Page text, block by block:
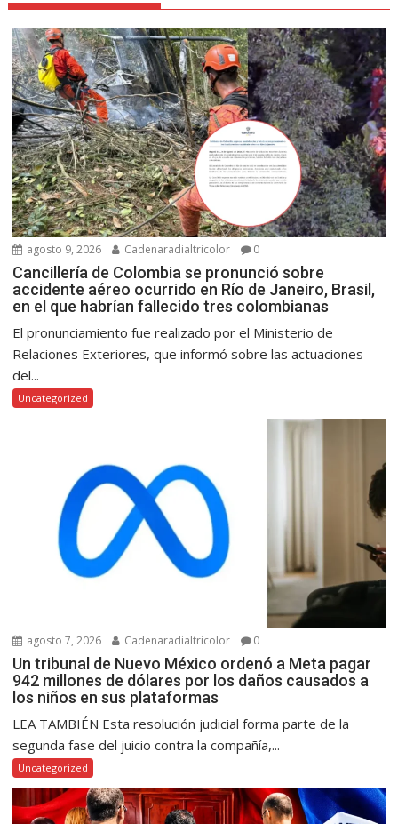
agosto 9, 2026 Cadenaradialtricolor 0
Cancillería de Colombia se pronunció sobre
accidente aéreo ocurrido en Río de Janeiro, Brasil,
en el que habrían fallecido tres colombianas
El pronunciamiento fue realizado por el Ministerio de
Relaciones Exteriores, que informó sobre las actuaciones
del...
Uncategorized
agosto 7, 2026 Cadenaradialtricolor 0
Un tribunal de Nuevo México ordenó a Meta pagar
942 millones de dólares por los daños causados a
los niños en sus plataformas
LEA TAMBIÉN Esta resolución judicial forma parte de la
segunda fase del juicio contra la compañía,...
Uncategorized